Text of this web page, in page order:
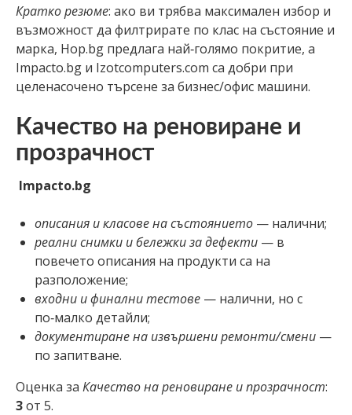
Кратко резюме: ако ви трябва максимален избор и
възможност да филтрирате по клас на състояние и
марка, Hop.bg предлага най‑голямо покритие, а
Impacto.bg и Izotcomputers.com са добри при
целенасочено търсене за бизнес/офис машини.
Качество на реновиране и
прозрачност
Impacto.bg
описания и класове на състоянието — налични;
реални снимки и бележки за дефекти — в
повечето описания на продукти са на
разположение;
входни и финални тестове — налични, но с
по‑малко детайли;
документиране на извършени ремонти/смени —
по запитване.
Оценка за Качество на реновиране и прозрачност:
3от 5.